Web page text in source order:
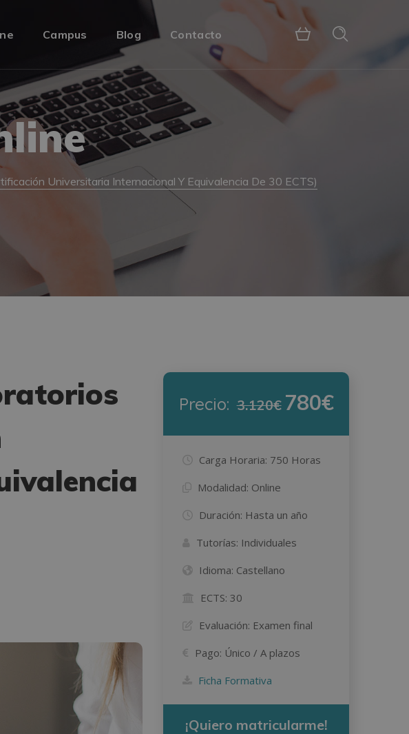
Campus Blog Contacto
Universitaria Internacional Y Equivalencia De 30 ECTS)
Precio: 3.120€ 780€
Carga Horaria: 750 Horas
Modalidad: Online
Duración: Hasta un año
Tutorías: Individuales
Idioma: Castellano
ECTS: 30
Evaluación: Examen final
Pago: Único / A plazos
Ficha Formativa
¡Quiero matricularme!